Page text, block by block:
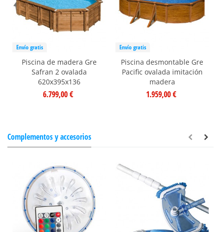
Envío gratis
Piscina de madera Gre
Safran 2 ovalada
620x395x136
6.799,00 €
Envío gratis
Piscina desmontable Gre
Pacific ovalada imitación
madera
1.959,00 €
Complementos y accesorios